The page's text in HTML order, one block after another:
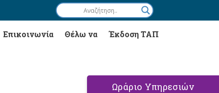
Επικοινωνία Θέλω να Έκδοση ΤΑΠ
Ωράριο Υπηρεσιών